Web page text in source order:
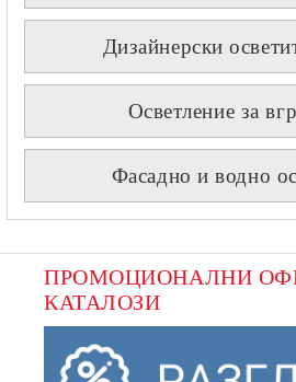
Дизайнерски
Осветление за
Фасадно и водно
ПРОМОЦИОНАЛНИ
КАТАЛОЗИ